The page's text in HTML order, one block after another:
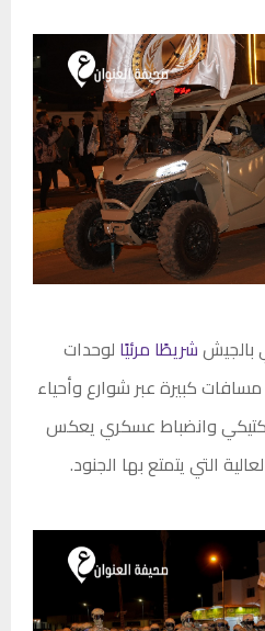
بالجيششريطًا مرئيًا لوحدات
كبيرة عبر شوارع وأحياء
تكتيكي وانضباط عسكري يعكس
التي يتمتع بها الجنود.